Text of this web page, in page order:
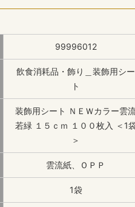
99996012
飲食消耗品・飾り＿装飾用シー
ト
装飾用シート ＮＥＷカラー雲
若緑 １５ｃｍ １００枚入 ＜1
＞
雲流紙、ＯＰＰ
1袋